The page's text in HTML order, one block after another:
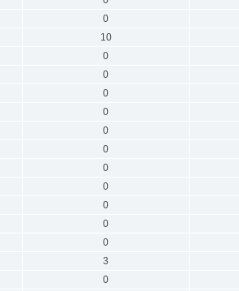
0
10
0
0
0
0
0
0
0
0
0
0
0
3
0